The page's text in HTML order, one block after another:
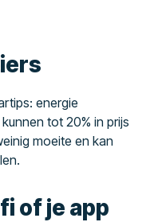
energie
tot 20% in prijs
moeite en kan
of je app